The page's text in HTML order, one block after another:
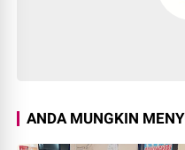
ANDA MUNGKIN